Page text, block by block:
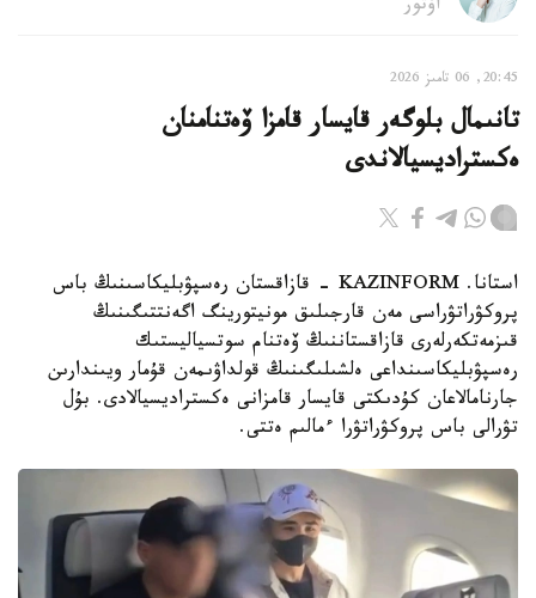
اۆتور
20:45, 06 تامىز 2026
تانىمال بلوگەر قايسار قامزا ۆەتنامنان
ەكستراديسيالاندى
استانا. KAZINFORM - قازاقستان رەسپۋبليكاسىنىڭ باس
پروكۋراتۋراسى مەن قارجىلىق مونيتورينگ اگەنتتىگىنىڭ
قىزمەتكەرلەرى قازاقستاننىڭ ۆەتنام سوتسياليستىك
رەسپۋبليكاسىنداعى ەلشىلىگىنىڭ قولداۋىمەن قۇمار ويىندارىن
جارنامالاعان كۇدىكتى قايسار قامزانى ەكستراديسيالادى. بۇل
تۋرالى باس پروكۋراتۋرا ءمالىم ەتتى.